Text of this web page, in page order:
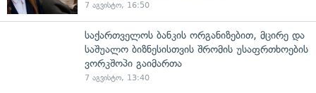
7 აგვისტო, 16:50
საქართველოს ბანკის ორგანიზებით, მცირე და
საშუალო ბიზნესისთვის შრომის უსაფრთხოების
ვორკშოპი გაიმართა
7 აგვისტო, 13:40